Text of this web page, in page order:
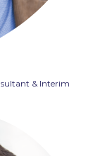
& Interim